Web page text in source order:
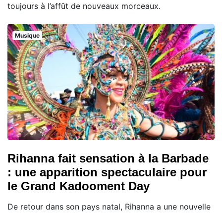
toujours à l’affût de nouveaux morceaux.
Musique
Rihanna fait sensation à la Barbade
: une apparition spectaculaire pour
le Grand Kadooment Day
De retour dans son pays natal, Rihanna a une nouvelle